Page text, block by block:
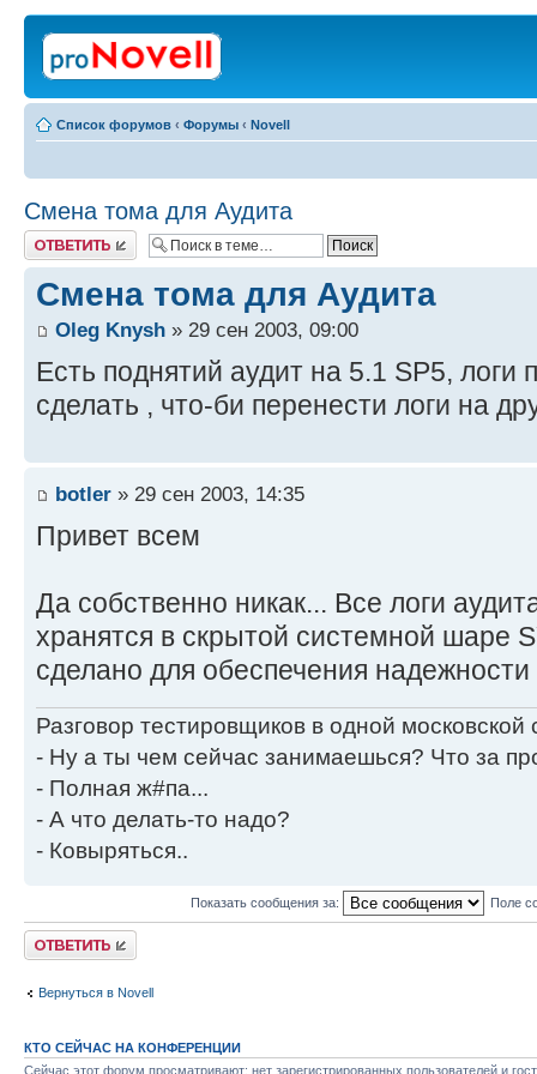
Список форумов ‹ Форумы ‹ Novell
Смена тома для Аудита
Ответить
Смена тома для Аудита
Oleg Knysh » 29 сен 2003, 09:00
Есть поднятий аудит на 5.1 SP5, логи
сделать , что-би перенести логи на
botler » 29 сен 2003, 14:35
Привет всем
Да собственно никак... Все логи
хранятся в скрытой системной шаре
сделано для обеспечения
Разговор тестировщиков в одной
- Ну а ты чем сейчас занимаешься? Что за
- Полная ж#па...
- А что делать-то надо?
- Ковыряться..
Показать сообщения за: Поле
Ответить
Вернуться в Novell
КТО СЕЙЧАС НА КОНФЕРЕНЦИИ
Сейчас этот форум просматривают: нет зарегистрированных пользователей и